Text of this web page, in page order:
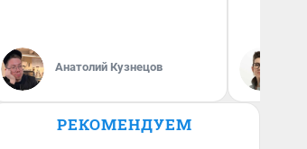
Анатолий Кузнецов
РЕКОМЕНДУЕМ